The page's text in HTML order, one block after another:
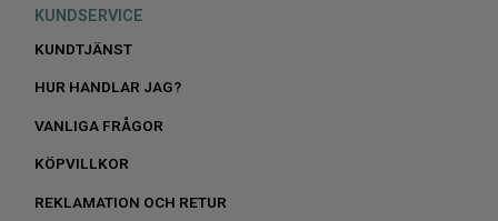
KUNDSERVICE
KUNDTJÄNST
HUR HANDLAR JAG?
VANLIGA FRÅGOR
KÖPVILLKOR
REKLAMATION OCH RETUR